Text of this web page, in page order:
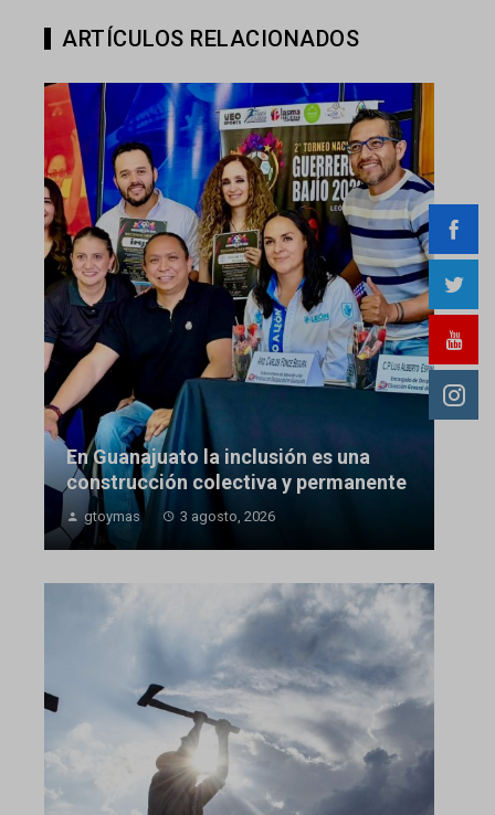
ARTÍCULOS RELACIONADOS
En Guanajuato la inclusión es una
construcción colectiva y permanente
gtoymas 3 agosto, 2026